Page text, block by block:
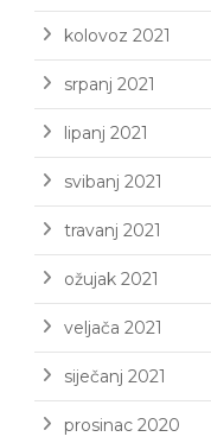
kolovoz 2021
srpanj 2021
lipanj 2021
svibanj 2021
travanj 2021
ožujak 2021
veljača 2021
siječanj 2021
prosinac 2020